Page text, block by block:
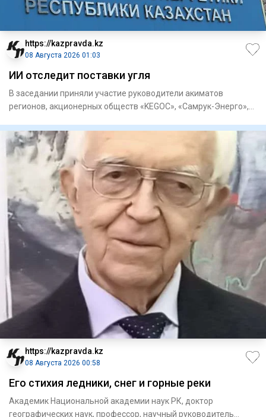
https://kazpravda.kz
08 Августа 2026 01:03
ИИ отследит поставки угля
В заседании приняли участие руководители акиматов
регионов, акционерных обществ «KEGOC», «Самрук-Энерго»,
https://kazpravda.kz
08 Августа 2026 00:58
Его стихия ледники, снег и горные реки
Академик Национальной академии наук РК, доктор
географических наук, профессор, научный руководитель